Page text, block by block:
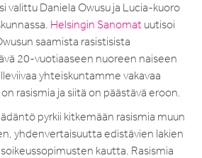
valittu Daniela Owusu ja Lucia-kuoro
Helsingin Sanomat uutisoi
saamista rasistisista
20-vuotiaaseen nuoreen naiseen
yhteiskuntamme vakavaa
rasismia ja siitä on päästävä eroon.
pyrkii kitkemään rasismia muun
yhdenvertaisuutta edistävien lakien
kautta. Rasismia